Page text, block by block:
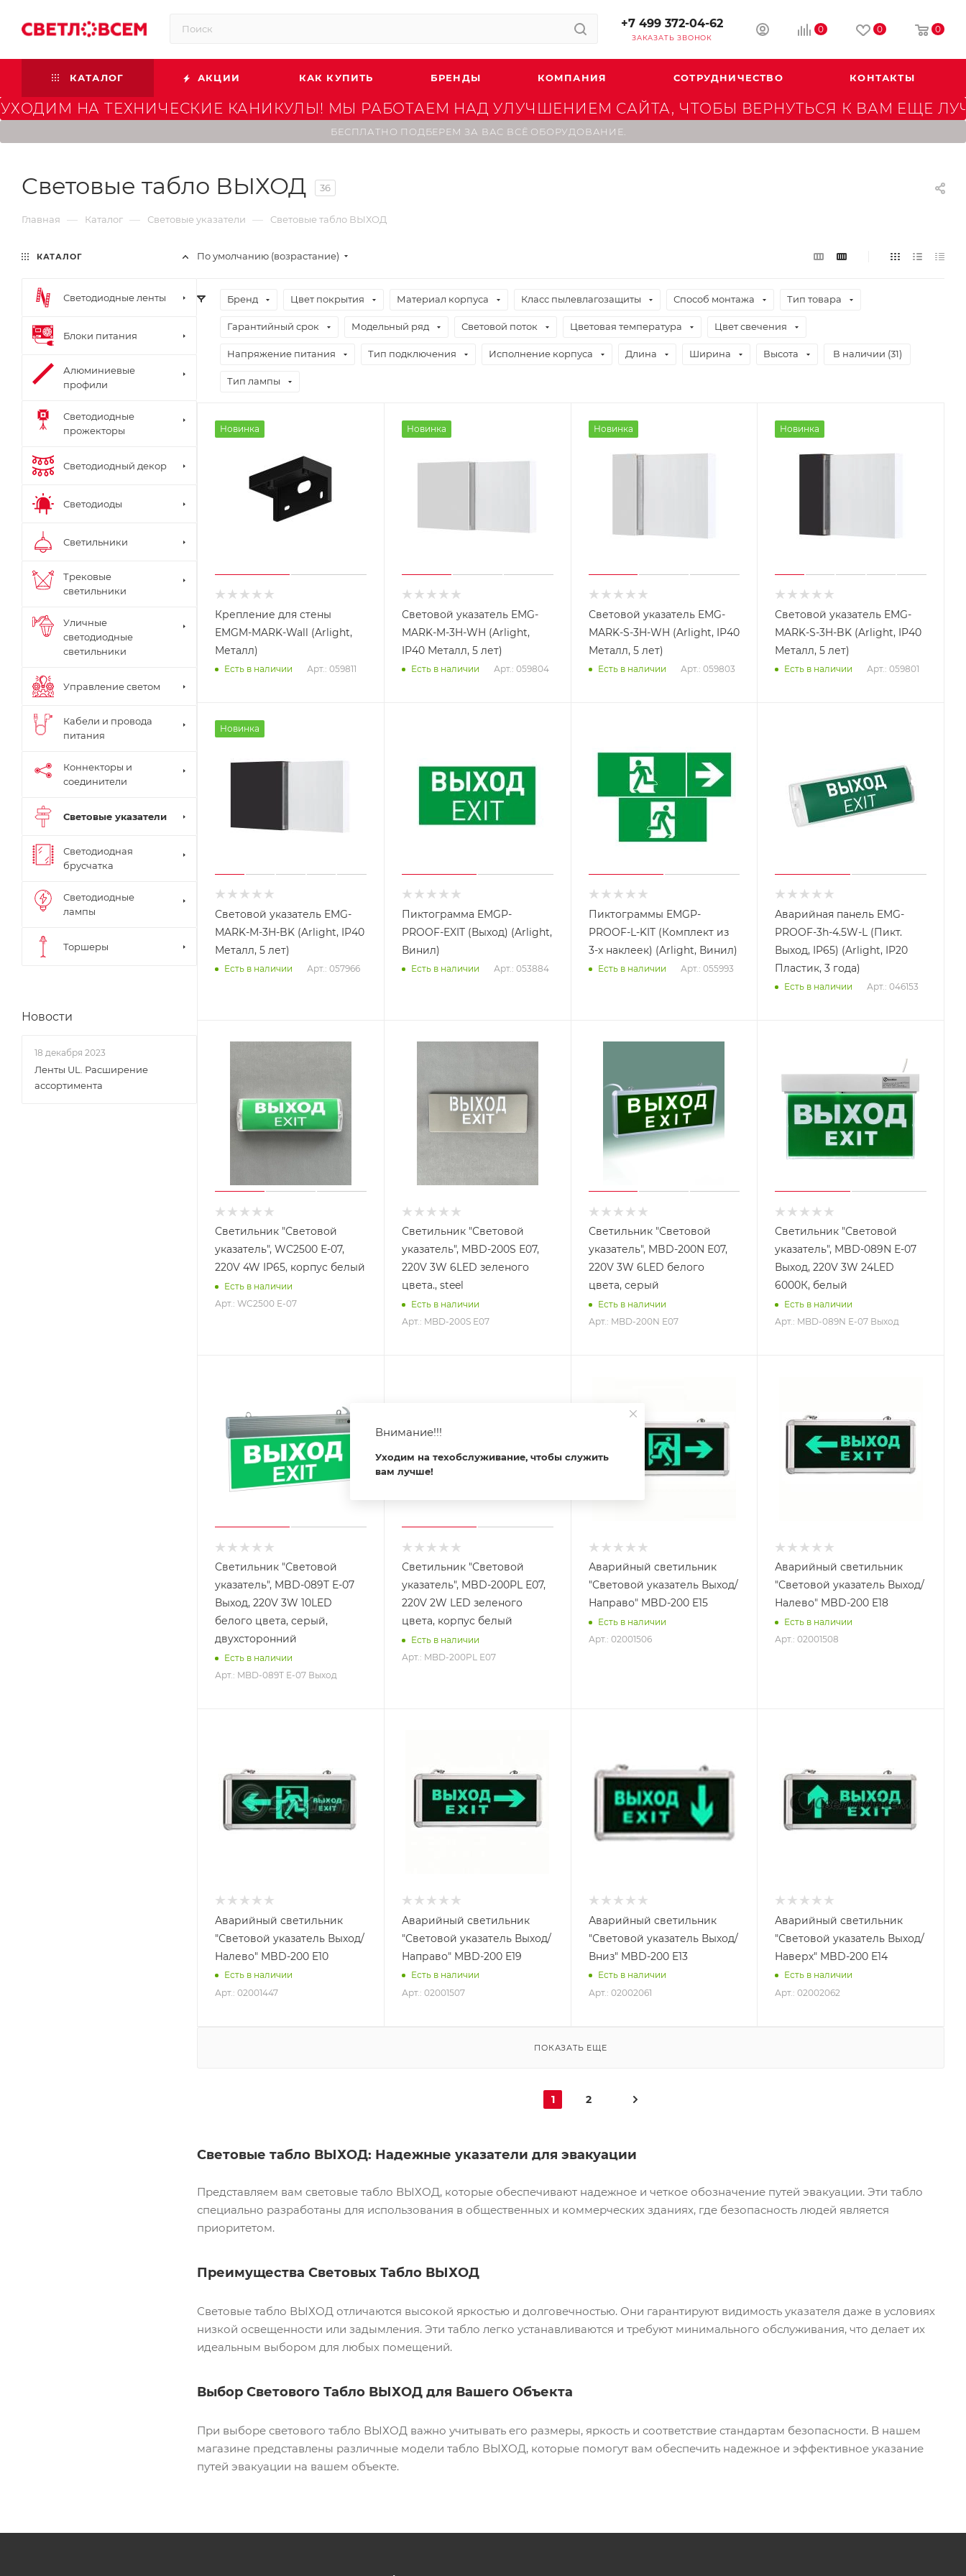
+7 499 372-04-62
ЗАКАЗАТЬ ЗВОНОК
0 0 0
КАТАЛОГ АКЦИИ КАК КУПИТЬ БРЕНДЫ КОМПАНИЯ СОТРУДНИЧЕСТВО КОНТАКТЫ
УХОДИМ НА ТЕХНИЧЕСКИЕ КАНИКУЛЫ! МЫ РАБОТАЕМ НАД УЛУЧШЕНИЕМ САЙТА, ЧТОБЫ ВЕРНУТЬСЯ К ВАМ ЕЩЕ
БЕСПЛАТНО ПОДБЕРЕМ ЗА ВАС ВСЁ ОБОРУДОВАНИЕ.
Cветовые табло ВЫХОД 36
Главная — Каталог — Световые указатели — Cветовые табло ВЫХОД
По умолчанию (возрастание)
Бренд Цвет покрытия Материал корпуса Класс пылевлагозащиты Способ монтажа Тип товара
Гарантийный срок Модельный ряд Световой поток Цветовая температура Цвет свечения
Напряжение питания Тип подключения Исполнение корпуса Длина Ширина Высота В наличии (31)
Тип лампы
Новинка
Крепление для стены
EMGM-MARK-Wall (Arlight,
Металл)
Есть в наличии Арт.: 059811
Новинка
Световой указатель EMG-
MARK-M-3H-WH (Arlight,
IP40 Металл, 5 лет)
Есть в наличии Арт.: 059804
Новинка
Световой указатель EMG-
MARK-S-3H-WH (Arlight, IP40
Металл, 5 лет)
Есть в наличии Арт.: 059803
Новинка
Световой указатель EMG-
MARK-S-3H-BK (Arlight, IP40
Металл, 5 лет)
Есть в наличии Арт.: 059801
Новинка
Световой указатель EMG-
MARK-M-3H-BK (Arlight, IP40
Металл, 5 лет)
Есть в наличии Арт.: 057966
Пиктограмма EMGP-
PROOF-EXIT (Выход) (Arlight,
Винил)
Есть в наличии Арт.: 053884
Пиктограммы EMGP-
PROOF-L-KIT (Комплект из
3-х наклеек) (Arlight, Винил)
Есть в наличии Арт.: 055993
Аварийная панель EMG-
PROOF-3h-4.5W-L (Пикт.
Выход, IP65) (Arlight, IP20
Пластик, 3 года)
Есть в наличии Арт.: 046153
Светильник "Световой
указатель", WC2500 Е-07,
220V 4W IP65, корпус белый
Есть в наличии
Арт.: WC2500 Е-07
Светильник "Световой
указатель", MBD-200S Е07,
220V 3W 6LED зеленого
цвета., steel
Есть в наличии
Арт.: MBD-200S Е07
Светильник "Световой
указатель", MBD-200N Е07,
220V 3W 6LED белого
цвета, серый
Есть в наличии
Арт.: MBD-200N Е07
Светильник "Световой
указатель", MBD-089N Е-07
Выход, 220V 3W 24LED
6000К, белый
Есть в наличии
Арт.: MBD-089N Е-07 Выход
Светильник "Световой
указатель", MBD-089T Е-07
Выход, 220V 3W 10LED
белого цвета, серый,
двухсторонний
Есть в наличии
Арт.: MBD-089T Е-07 Выход
Светильник "Световой
указатель", MBD-200PL Е07,
220V 2W LED зеленого
цвета, корпус белый
Есть в наличии
Арт.: MBD-200PL Е07
Аварийный светильник
"Световой указатель Выход/
Направо" MBD-200 E15
Есть в наличии
Арт.: 02001506
Аварийный светильник
"Световой указатель Выход/
Налево" MBD-200 E18
Есть в наличии
Арт.: 02001508
Аварийный светильник
"Световой указатель Выход/
Налево" MBD-200 E10
Есть в наличии
Арт.: 02001447
Аварийный светильник
"Световой указатель Выход/
Направо" MBD-200 E19
Есть в наличии
Арт.: 02001507
Аварийный светильник
"Световой указатель Выход/
Вниз" MBD-200 E13
Есть в наличии
Арт.: 02002061
Аварийный светильник
"Световой указатель Выход/
Наверх" MBD-200 E14
Есть в наличии
Арт.: 02002062
ПОКАЗАТЬ ЕЩЕ
1 2
Световые табло ВЫХОД: Надежные указатели для эвакуации
Представляем вам световые табло ВЫХОД, которые обеспечивают надежное и четкое обозначение путей эвакуации. Эти табло
специально разработаны для использования в общественных и коммерческих зданиях, где безопасность людей является
приоритетом.
Преимущества Световых Табло ВЫХОД
Световые табло ВЫХОД отличаются высокой яркостью и долговечностью. Они гарантируют видимость указателя даже в условиях
низкой освещенности или задымления. Эти табло легко устанавливаются и требуют минимального обслуживания, что делает их
идеальным выбором для любых помещений.
Выбор Светового Табло ВЫХОД для Вашего Объекта
При выборе светового табло ВЫХОД важно учитывать его размеры, яркость и соответствие стандартам безопасности. В нашем
магазине представлены различные модели табло ВЫХОД, которые помогут вам обеспечить надежное и эффективное указание
путей эвакуации на вашем объекте.
КАТАЛОГ
Светодиодные ленты
Блоки питания
Алюминиевые
профили
Светодиодные
прожекторы
Светодиодный декор
Светодиоды
Светильники
Трековые
светильники
Уличные
светодиодные
светильники
Управление светом
Кабели и провода
питания
Коннекторы и
соединители
Световые указатели
Светодиодная
брусчатка
Светодиодные
лампы
Торшеры
Новости
18 декабря 2023
Ленты UL. Расширение
ассортимента
Внимание!!!
Уходим на техобслуживание, чтобы служить
вам лучше!